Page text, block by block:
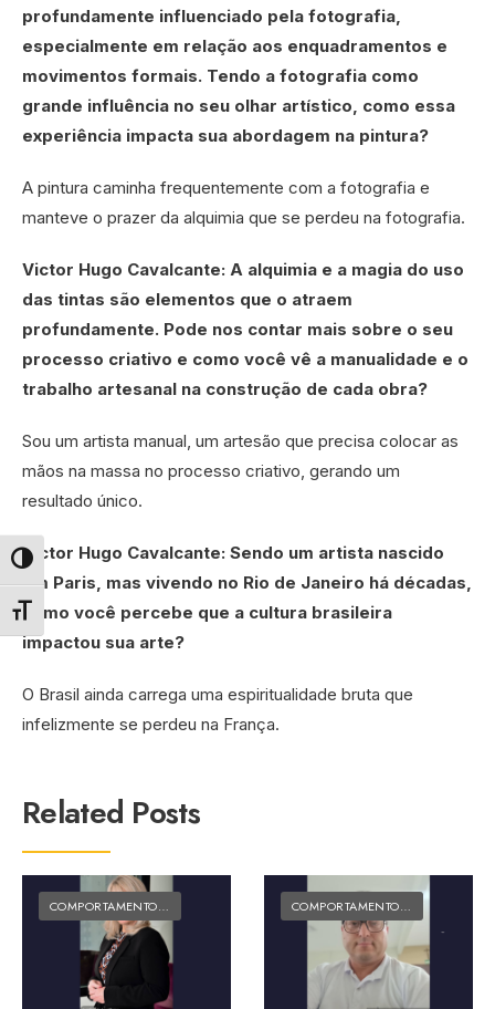
Alternar alto contraste
Alternar tamanho da fonte
profundamente influenciado pela fotografia,
especialmente em relação aos enquadramentos e
movimentos formais. Tendo a fotografia como
grande influência no seu olhar artístico, como essa
experiência impacta sua abordagem na pintura?
A pintura caminha frequentemente com a fotografia e
manteve o prazer da alquimia que se perdeu na fotografia.
Victor Hugo Cavalcante: A alquimia e a magia do uso
das tintas são elementos que o atraem
profundamente. Pode nos contar mais sobre o seu
processo criativo e como você vê a manualidade e o
trabalho artesanal na construção de cada obra?
Sou um artista manual, um artesão que precisa colocar as
mãos na massa no processo criativo, gerando um
resultado único.
Victor Hugo Cavalcante: Sendo um artista nascido
em Paris, mas vivendo no Rio de Janeiro há décadas,
como você percebe que a cultura brasileira
impactou sua arte?
O Brasil ainda carrega uma espiritualidade bruta que
infelizmente se perdeu na França.
Related Posts
COMPORTAMENTO E CULTURA MATÉRIAS DO FOLK COMPORTAMENTO E CULTURA